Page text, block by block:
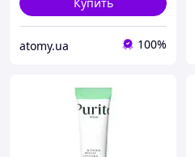
atomy.ua 100%